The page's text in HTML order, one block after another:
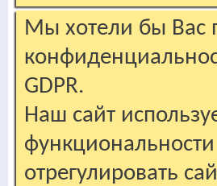
Мы хотели бы Вас
GDPR.
Наш сайт
отрегулировать